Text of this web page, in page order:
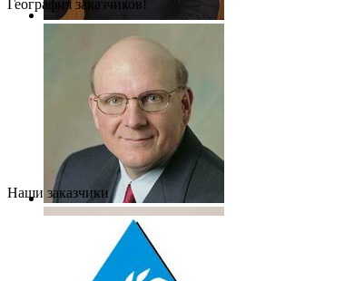
География заказчиков!
Наши заказчики